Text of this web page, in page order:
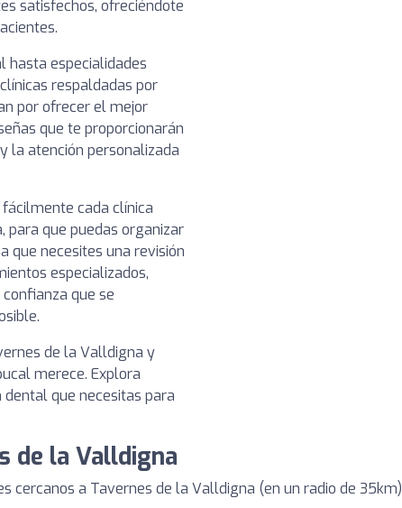
satisfechos, ofreciéndote
hasta especialidades
respaldadas por
por ofrecer el mejor
que te proporcionarán
la atención personalizada
cada clínica
para que puedas organizar
que necesites una revisión
especializados,
que se
de la Valldigna y
merece. Explora
que necesitas para
de la Valldigna
cercanos a Tavernes de la Valldigna (en un radio de 35km)